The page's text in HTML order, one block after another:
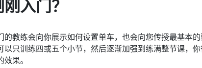
入门？
的教练会向你展示如何设置单车，也会向您传授最基本
以只训练四或五个小节，然后逐渐加强到练满整节课，
效果。